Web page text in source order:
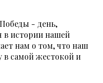
- день,
в истории нашей
нам о том, что наш
в самой жестокой и